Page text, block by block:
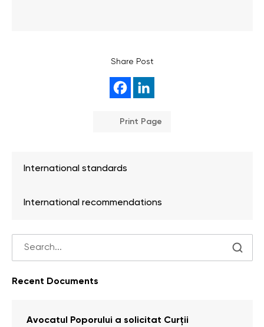
Share Post
Print Page
International standards
International recommendations
Recent Documents
Avocatul Poporului a solicitat Curţii